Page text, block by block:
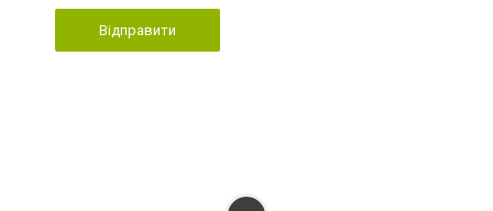
Відправити